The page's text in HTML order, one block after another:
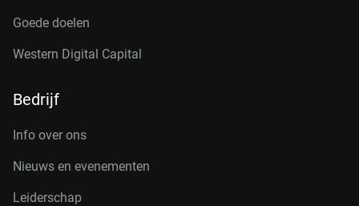
Goede doelen
Western Digital Capital
Bedrijf
Info over ons
Nieuws en evenementen
Leiderschap